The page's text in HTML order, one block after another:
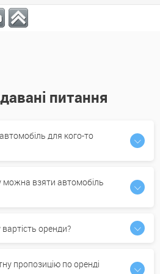
питання
для кого-то
можна взяти автомобіль
оренди?
пропозицію по оренді